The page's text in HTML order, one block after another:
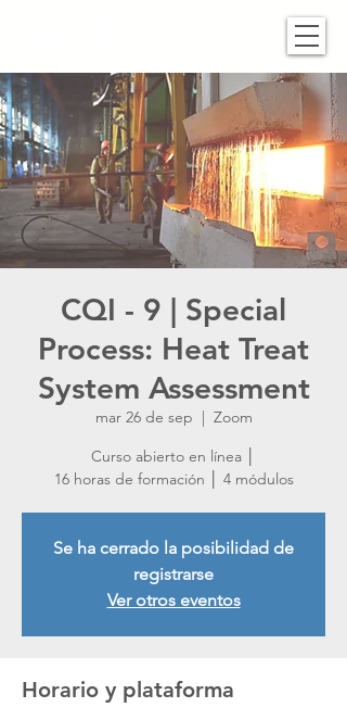
CQI - 9 | Special
Process: Heat Treat
System Assessment
mar 26 de sep
  |
Zoom
Curso abierto en línea │
16 horas de formación │ 4 módulos
Se ha cerrado la posibilidad de
registrarse
Ver otros eventos
Horario y plataforma